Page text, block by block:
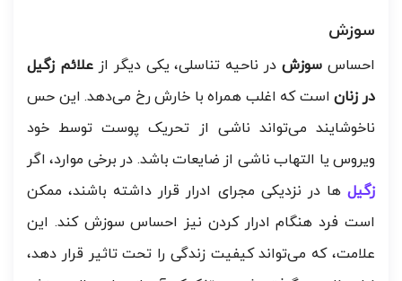
سوزش
احساس سوزشدر ناحیه تناسلی، یکی دیگر ازعلائم زگیل
در زناناست که اغلب همراه با خارش رخ می‌دهد. این حس
ناخوشایند می‌تواند ناشی از تحریک پوست توسط خود
ویروس یا التهاب ناشی از ضایعات باشد. در برخی موارد، اگر
زگیل‌ ها در نزدیکی مجرای ادرار قرار داشته باشند، ممکن
است فرد هنگام ادرار کردن نیز احساس سوزش کند. این
علامت، که می‌تواند کیفیت زندگی را تحت تاثیر قرار دهد،